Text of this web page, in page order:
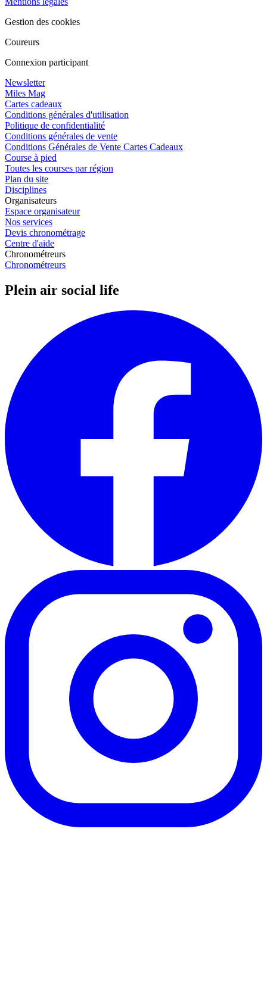
Gestion des cookies
Coureurs
Connexion participant
Newsletter
Miles Mag
Cartes cadeaux
Conditions générales d'utilisation
Politique de confidentialité
Conditions générales de vente
Conditions Générales de Vente Cartes Cadeaux
Course à pied
Toutes les courses par région
Plan du site
Disciplines
Organisateurs
Espace organisateur
Nos services
Devis chronométrage
Centre d'aide
Chronométreurs
Chronométreurs
Plein air social life